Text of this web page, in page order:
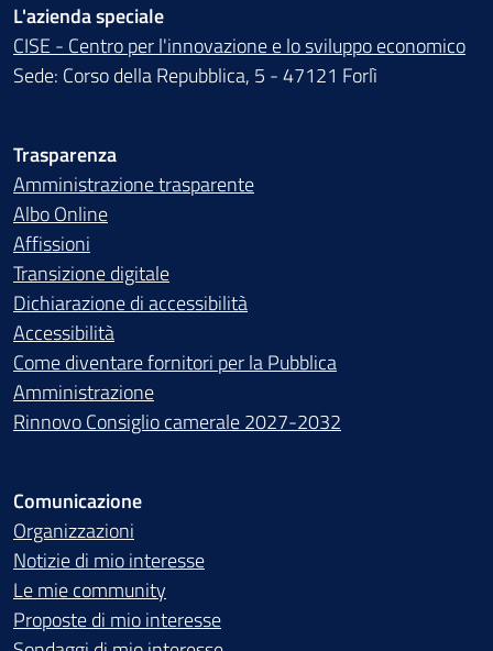
L'azienda speciale
CISE - Centro per l'innovazione e lo sviluppo economico
Sede: Corso della Repubblica, 5 - 47121 Forlì
Trasparenza
Amministrazione trasparente
Albo Online
Affissioni
Transizione digitale
Dichiarazione di accessibilità
Accessibilità
Come diventare fornitori per la Pubblica
Amministrazione
Rinnovo Consiglio camerale 2027-2032
Comunicazione
Organizzazioni
Notizie di mio interesse
Le mie community
Proposte di mio interesse